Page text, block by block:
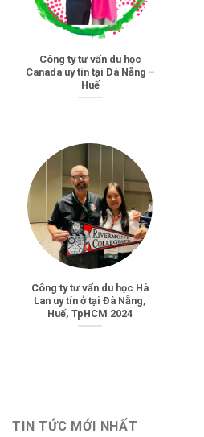
Công ty tư vấn du học
Canada uy tín tại Đà Nẵng –
Huế
Công ty tư vấn du học Hà
Lan uy tín ở tại Đà Nẵng,
Huế, TpHCM 2024
TIN TỨC MỚI NHẤT